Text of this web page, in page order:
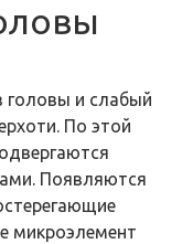
головы и слабый
По этой
Появляются
микроэлемент